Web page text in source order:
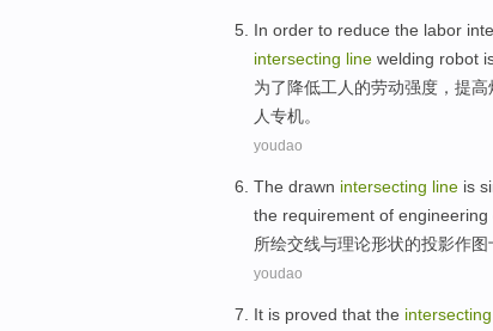
In order to reduce the labor
intersecting line welding robot
为了 降低工人 的劳动强度 ， 提高
人专机。
youdao
The drawn intersecting line is
the requirement of engineering
所绘交线与理论形状的投影作图
youdao
It is proved that the intersecting